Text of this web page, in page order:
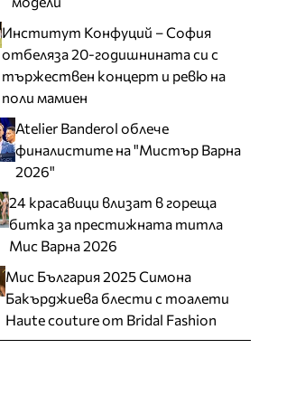
Институт Конфуций – София
отбеляза 20-годишнината си с
тържествен концерт и ревю на
поли мамиен
Atelier Banderol облече
финалистите на "Мистър Варна
2026"
24 красавици влизат в гореща
битка за престижната титла
Мис Варна 2026
Мис България 2025 Симона
Бакърджиева блести с тоалети
Haute couture от Bridal Fashion